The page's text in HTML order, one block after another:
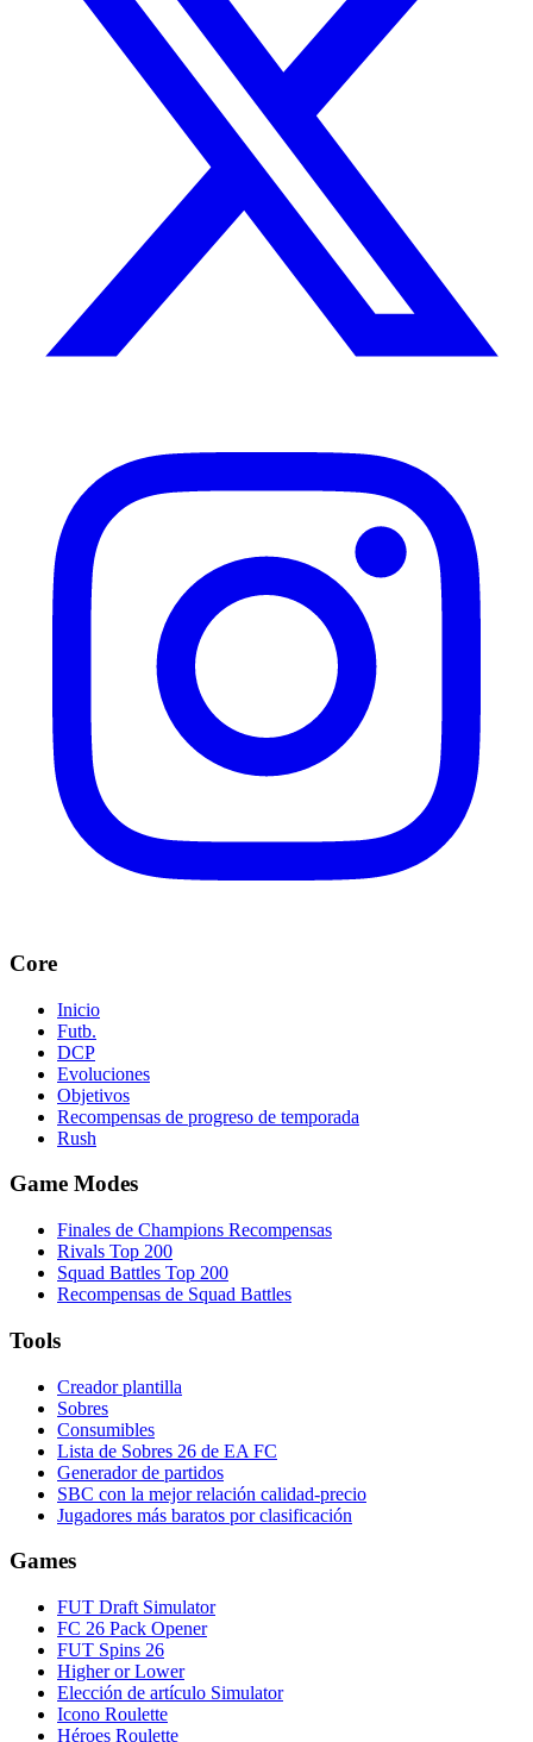
Core
Inicio
Futb.
DCP
Evoluciones
Objetivos
Recompensas de progreso de temporada
Rush
Game Modes
Finales de Champions Recompensas
Rivals Top 200
Squad Battles Top 200
Recompensas de Squad Battles
Tools
Creador plantilla
Sobres
Consumibles
Lista de Sobres 26 de EA FC
Generador de partidos
SBC con la mejor relación calidad-precio
Jugadores más baratos por clasificación
Games
FUT Draft Simulator
FC 26 Pack Opener
FUT Spins 26
Higher or Lower
Elección de artículo Simulator
Icono Roulette
Héroes Roulette